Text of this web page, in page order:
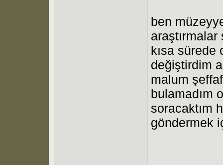
ben
kısa sürede
değiştirdim
malum
bulamadım
soracaktım
göndermek